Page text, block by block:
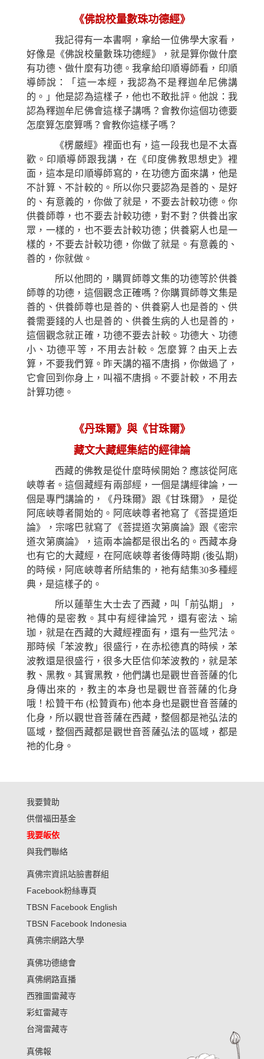
《佛說校量數珠功德經》
我記得有一本書啊，拿給一位佛學大家看，
好像是《佛說校量數珠功德經》，就是算你做什麼
有功德、做什麼有功德。我拿給印順導師看，印順
導師說：「這一本經，我認為不是釋迦牟尼佛講
的。」他是認為這樣子，他也不敢批評。他說：我
認為釋迦牟尼佛會這樣子講嗎？會教你這個功德要
怎麼算怎麼算嗎？會教你這樣子嗎？
《楞嚴經》裡面也有，這一段我也是不太喜
歡。印順導師跟我講，在《印度佛教思想史》裡
面，這本是印順導師寫的，在功德方面來講，他是
不計算、不計較的。所以你只要認為是善的、是好
的、有意義的，你做了就是，不要去計較功德。你
供養師尊，也不要去計較功德，對不對？供養出家
眾，一樣的，也不要去計較功德；供養窮人也是一
樣的，不要去計較功德，你做了就是。有意義的、
善的，你就做。
所以他問的，購買師尊文集的功德等於供養
師尊的功德，這個觀念正確嗎？你購買師尊文集是
善的、供養師尊也是善的、供養窮人也是善的、供
養需要錢的人也是善的、供養生病的人也是善的，
這個觀念就正確，功德不要去計較。功德大、功德
小、功德平等，不用去計較。怎麼算？由天上去
算，不要我們算。昨天講的福不唐捐，你做過了，
它會回到你身上，叫福不唐捐。不要計較，不用去
計算功德。
《丹珠爾》與《甘珠爾》
藏文大藏經集結的經律論
西藏的佛教是從什麼時候開始？應該從阿底
峽尊者。這個藏經有兩部經，一個是講經律論，一
個是專門講論的，《丹珠爾》跟《甘珠爾》，是從
阿底峽尊者開始的。阿底峽尊者祂寫了《菩提道炬
論》，宗喀巴就寫了《菩提道次第廣論》跟《密宗
道次第廣論》，這兩本論都是很出名的。西藏本身
也有它的大藏經，在阿底峽尊者後傳時期 (後弘期)
的時候，阿底峽尊者所結集的，祂有結集30多種經
典，是這樣子的。
所以蓮華生大士去了西藏，叫「前弘期」，
祂傳的是密教。其中有經律論咒，還有密法、瑜
珈，就是在西藏的大藏經裡面有，還有一些咒法。
那時候「苯波教」很盛行，在赤松德真的時候，苯
波教還是很盛行，很多大臣信仰苯波教的，就是苯
教、黑教。其實黑教，他們講也是觀世音菩薩的化
身傳出來的，教主的本身也是觀世音菩薩的化身
哦！松贊干布 (松贊貢布) 他本身也是觀世音菩薩的
化身，所以觀世音菩薩在西藏，整個都是祂弘法的
區域，整個西藏都是觀世音菩薩弘法的區域，都是
祂的化身。
我要贊助
供僧福田基金
我要皈依
與我們聯絡
真佛宗資訊站臉書群組
Facebook粉絲專頁
TBSN Facebook English
TBSN Facebook Indonesia
真佛宗網路大學
真佛功德總會
真佛網路直播
西雅圖雷藏寺
彩虹雷藏寺
台灣雷藏寺
真佛報